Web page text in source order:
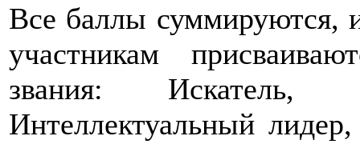
Все баллы суммируются,
участникам
звания: Искатель,
Интеллектуальный